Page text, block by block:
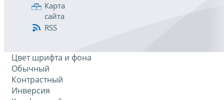
Карта
сайта
RSS
Цвет шрифта и фона
Обычный
Контрастный
Инверсия